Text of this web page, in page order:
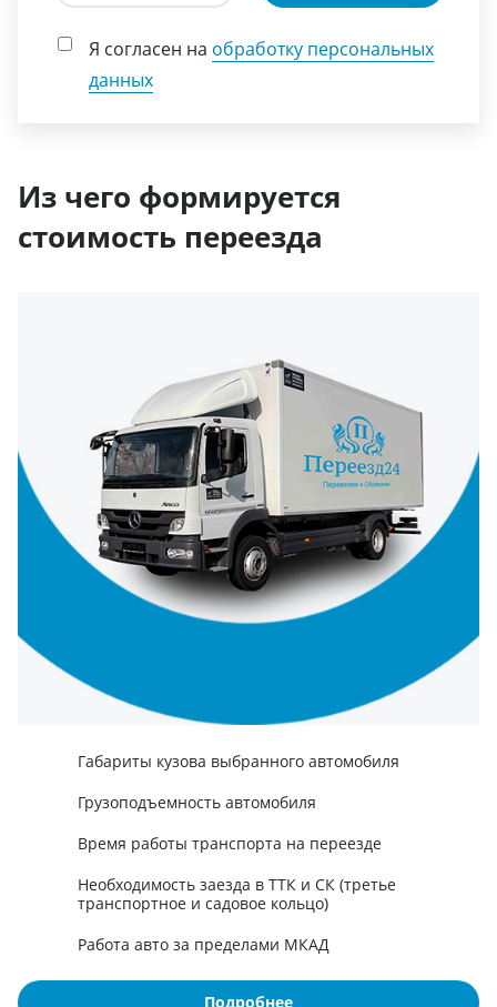
Я согласен на обработку персональных
данных
Из чего формируется
стоимость переезда
Габариты кузова выбранного автомобиля
Грузоподъемность автомобиля
Время работы транспорта на переезде
Необходимость заезда в ТТК и СК (третье
транспортное и садовое кольцо)
Работа авто за пределами МКАД
Подробнее